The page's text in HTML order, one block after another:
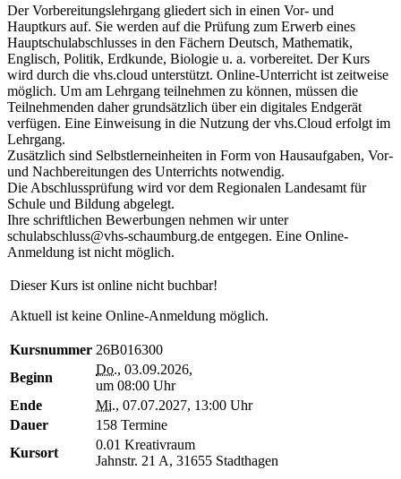
Der Vorbereitungslehrgang gliedert sich in einen Vor- und
Hauptkurs auf. Sie werden auf die Prüfung zum Erwerb eines
Hauptschulabschlusses in den Fächern Deutsch, Mathematik,
Englisch, Politik, Erdkunde, Biologie u. a. vorbereitet. Der Kurs
wird durch die vhs.cloud unterstützt. Online-Unterricht ist zeitweise
möglich. Um am Lehrgang teilnehmen zu können, müssen die
Teilnehmenden daher grundsätzlich über ein digitales Endgerät
verfügen. Eine Einweisung in die Nutzung der vhs.Cloud erfolgt im
Lehrgang.
Zusätzlich sind Selbstlerneinheiten in Form von Hausaufgaben, Vor-
und Nachbereitungen des Unterrichts notwendig.
Die Abschlussprüfung wird vor dem Regionalen Landesamt für
Schule und Bildung abgelegt.
Ihre schriftlichen Bewerbungen nehmen wir unter
schulabschluss@vhs-schaumburg.de entgegen. Eine Online-
Anmeldung ist nicht möglich.
Dieser Kurs ist online nicht buchbar!
Aktuell ist keine Online-Anmeldung möglich.
Kursnummer 26B016300
Beginn
Do., 03.09.2026,
um 08:00 Uhr
Ende
Mi., 07.07.2027, 13:00 Uhr
Dauer
158 Termine
Kursort
0.01 Kreativraum
Jahnstr. 21 A, 31655 Stadthagen